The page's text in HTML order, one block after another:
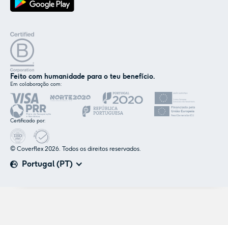
Feito com humanidade para o teu benefício.
Em colaboração com:
Certificado por:
Portugal (PT)
© Coverflex 2026. Todos os direitos reservados.
Nós e os nossos parceiros usamos cookies ou
tecnologias semelhantes, conforme
mencionado na
Aceitar